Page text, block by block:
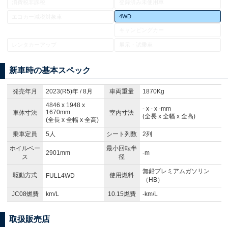
4WD
新車時の基本スペック
発売年月 2023(R5)年 / 8月 車両重量 1870Kg
車体寸法
4846 x 1948 x
1670mm
(全長 x 全幅 x 全高)
室内寸法
- x - x -mm
(全長 x 全幅 x 全高)
乗車定員 5人 シート列数
2列
ホイルベー
ス
2901mm
最小回転半
径
-m
駆動方式 FULL4WD 使用燃料
無鉛プレミアムガソリン
（HB）
JC08燃費
km/L 10.15燃費 -km/L
取扱販売店